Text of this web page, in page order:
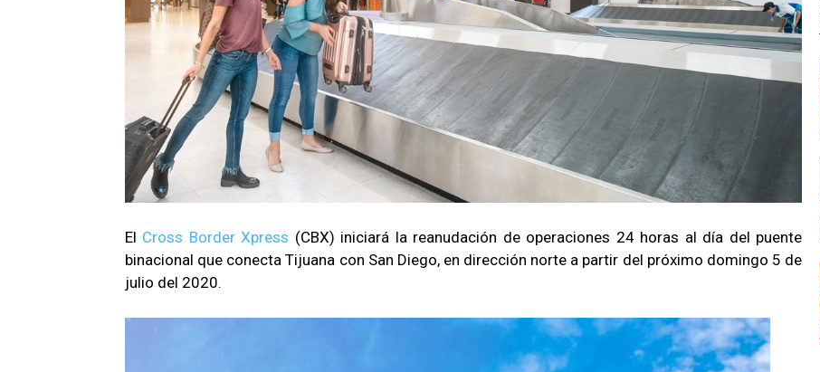
El Cross Border Xpress (CBX) iniciará la reanudación de operaciones 24 horas al día del puente
binacional que conecta Tijuana con San Diego, en dirección norte a partir del próximo domingo 5 de
julio del 2020.